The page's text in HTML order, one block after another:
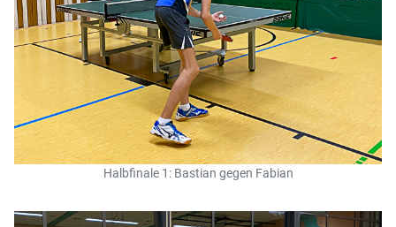
Halbfinale 1: Bastian gegen Fabian